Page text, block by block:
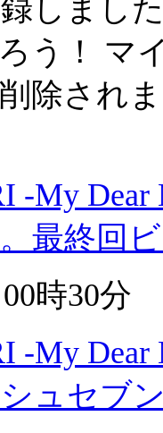
しまし
う！
マ
除され
-My
最終回
時30分
-My
ュセブ